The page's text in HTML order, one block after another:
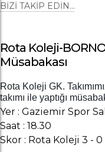
BIZI TAKIP EDIN...
Rota Koleji-
Müsabakası
Rota Koleji GK.
takımı ile yaptığı
Yer : Gaziemir Spor
Saat : 18.30
Skor : Rota Koleji 3 - 0